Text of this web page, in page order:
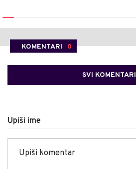
KOMENTARI 0
SVI KOMENTARI
Upiši ime